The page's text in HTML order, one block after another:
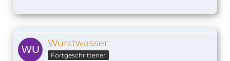
Wurstwasser
Fortgeschrittener